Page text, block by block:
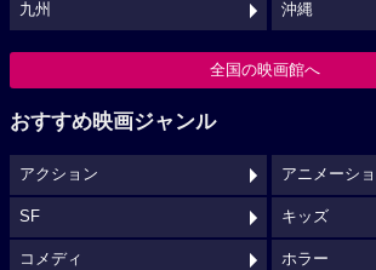
九州 沖縄
全国の映画館へ
おすすめ映画ジャンル
アクション アニメーシ
SF キッズ
コメディ ホラー